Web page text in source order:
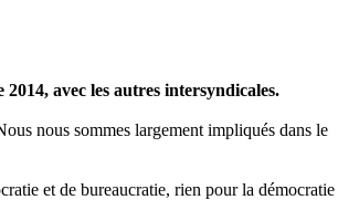
avec les autres intersyndicales.
nous sommes largement impliqués dans le
et de bureaucratie, rien pour la démocratie